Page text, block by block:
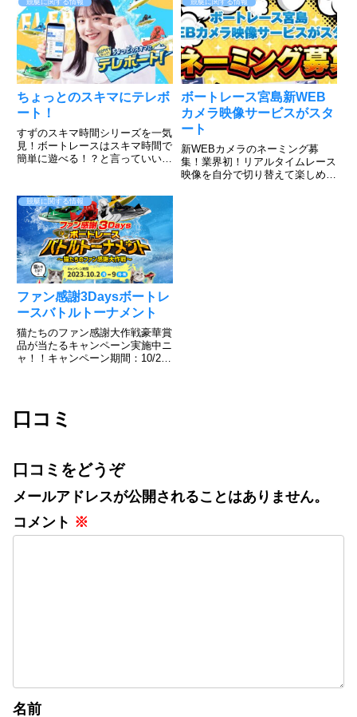
競艇に関する情報
ちょっとのスキマにテレボ
ート！
すずのスキマ時間シリーズを一気
見！ボートレースはスキマ時間で
簡単に遊べる！？と言っていいの
画をご覧下さい。簡単に登録でき
て、好きな色を選んで勝負できる
のがボートレース！だが、そん
な...
競艇に関する情報
ボートレース宮島新WEB
カメラ映像サービスがスタ
ート
新WEBカメラのネーミング募
集！業界初！リアルタイムレース
映像を自分で切り替えて楽しめ
競艇に関する情報
ファン感謝3Daysボートレ
ースバトルトーナメント
猫たちのファン感謝大作戦豪華賞
品が当たるキャンペーン実施中ニ
ャ！！キャンペーン期間：10/2～
る！キャンペーン投稿をリポスト
するだけInstagra...
口コミ
口コミをどうぞ
メールアドレスが公開されることはありません。
コメント ※
名前